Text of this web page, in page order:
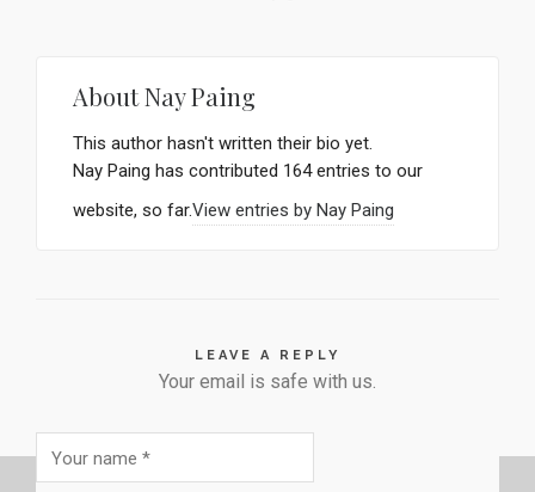
AboutNay Paing
This author hasn't written their bio yet.
Nay Paing has contributed 164 entries to our
website, so far.View entries by Nay Paing
LEAVE A REPLY
Your email is safe with us.